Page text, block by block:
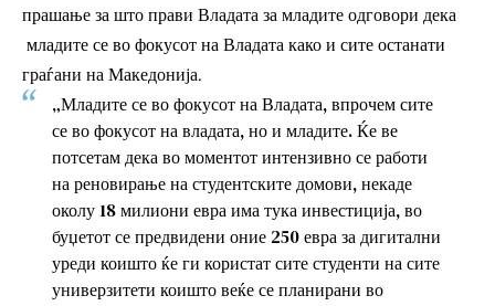
прашање за што прави Владата за младите одговори дека
младите се во фокусот на Владата како и сите останати
граѓани на Македонија.
„Младите се во фокусот на Владата, впрочем сите
се во фокусот на владата, но и младите. Ќе ве
потсетам дека во моментот интензивно се работи
на реновирање на студентските домови, некаде
околу 18 милиони евра има тука инвестиција, во
буџетот се предвидени оние 250 евра за дигитални
уреди коишто ќе ги користат сите студенти на сите
универзитети коишто веќе се планирани во